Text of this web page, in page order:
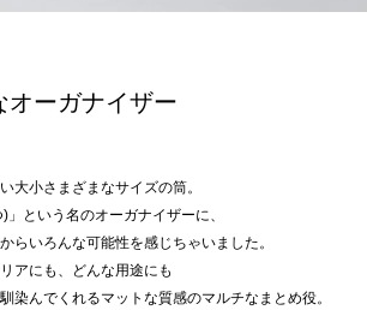
オーガナイザー
大小さまざまなサイズの筒。
)」という名のオーガナイザーに、
らいろんな可能性を感じちゃいました。
アにも、どんな用途にも
染んでくれるマットな質感のマルチなまとめ役。